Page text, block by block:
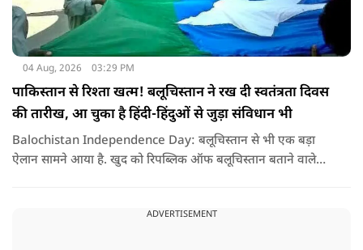
04 Aug, 2026 03:29 PM
पाकिस्तान से रिश्ता खत्म! बलूचिस्तान ने रख दी स्वतंत्रता दिवस
की तारीख, आ चुका है हिंदी-हिंदुओं से जुड़ा संविधान भी
Balochistan Independence Day: बलूचिस्तान से भी एक बड़ा
ऐलान सामने आया है. खुद को रिपब्लिक ऑफ बलूचिस्तान बताने वाले
ADVERTISEMENT